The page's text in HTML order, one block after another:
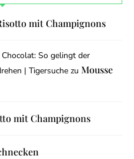
mit Champignons
So gelingt der
| Tigersuche zu Mousse
mit Champignons